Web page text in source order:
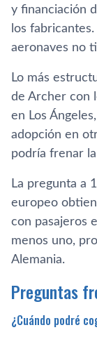
y financiación
los
aeronaves no
Lo más
de Archer con
en Los
adopción en
podría frenar
La pregunta a
europeo
con pasajeros
menos uno,
Alemania.
Preguntas
¿Cuándo podré